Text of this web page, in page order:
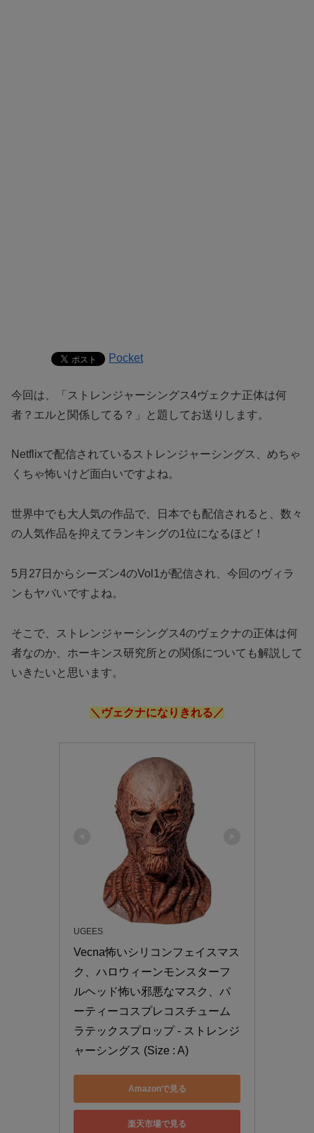
Pocket
今回は、「ストレンジャーシングス4ヴェクナ正体は何
者？エルと関係してる？」と題してお送りします。
Netflixで配信されているストレンジャーシングス、めちゃ
くちゃ怖いけど面白いですよね。
世界中でも大人気の作品で、日本でも配信されると、数々
の人気作品を抑えてランキングの1位になるほど！
5月27日からシーズン4のVol1が配信され、今回のヴィラ
ンもヤバいですよね。
そこで、ストレンジャーシングス4のヴェクナの正体は何
者なのか、ホーキンス研究所との関係についても解説して
いきたいと思います。
＼ヴェクナになりきれる／
UGEES
Vecna怖いシリコンフェイスマス
ク、ハロウィーンモンスターフ
ルヘッド怖い邪悪なマスク、パ
ーティーコスプレコスチューム
ラテックスプロップ - ストレンジ
ャーシングス (Size : A)
Amazonで見る
楽天市場で見る